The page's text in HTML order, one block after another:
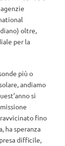
oltre,
per la
più o
andiamo
si
fino
ha speranza
difficile,